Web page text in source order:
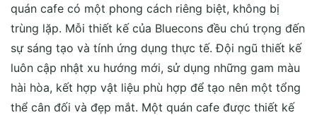
quán cafe có một phong cách riêng biệt, không bị
trùng lặp. Mỗi thiết kế của Bluecons đều chú trọng đến
sự sáng tạo và tính ứng dụng thực tế. Đội ngũ thiết kế
luôn cập nhật xu hướng mới, sử dụng những gam màu
hài hòa, kết hợp vật liệu phù hợp để tạo nên một tổng
thể cân đối và đẹp mắt. Một quán cafe được thiết kế